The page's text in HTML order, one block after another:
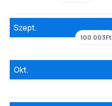
Szept.
100 003Ft
Okt.